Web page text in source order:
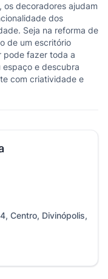
os decoradores ajudam
dos
Seja na reforma de
de um escritório
pode fazer toda a
e descubra
com criatividade e
Centro, Divinópolis,